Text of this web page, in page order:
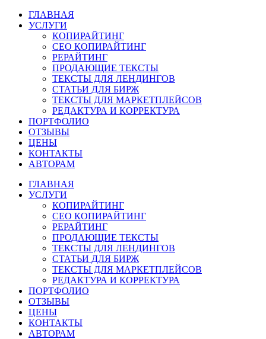
ГЛАВНАЯ
УСЛУГИ
КОПИРАЙТИНГ
СЕО КОПИРАЙТИНГ
РЕРАЙТИНГ
ПРОДАЮЩИЕ ТЕКСТЫ
ТЕКСТЫ ДЛЯ ЛЕНДИНГОВ
СТАТЬИ ДЛЯ БИРЖ
ТЕКСТЫ ДЛЯ МАРКЕТПЛЕЙСОВ
РЕДАКТУРА И КОРРЕКТУРА
ПОРТФОЛИО
ОТЗЫВЫ
ЦЕНЫ
КОНТАКТЫ
АВТОРАМ
ГЛАВНАЯ
УСЛУГИ
КОПИРАЙТИНГ
СЕО КОПИРАЙТИНГ
РЕРАЙТИНГ
ПРОДАЮЩИЕ ТЕКСТЫ
ТЕКСТЫ ДЛЯ ЛЕНДИНГОВ
СТАТЬИ ДЛЯ БИРЖ
ТЕКСТЫ ДЛЯ МАРКЕТПЛЕЙСОВ
РЕДАКТУРА И КОРРЕКТУРА
ПОРТФОЛИО
ОТЗЫВЫ
ЦЕНЫ
КОНТАКТЫ
АВТОРАМ